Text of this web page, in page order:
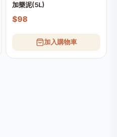
加樂泥(5L)
$98
加入購物車